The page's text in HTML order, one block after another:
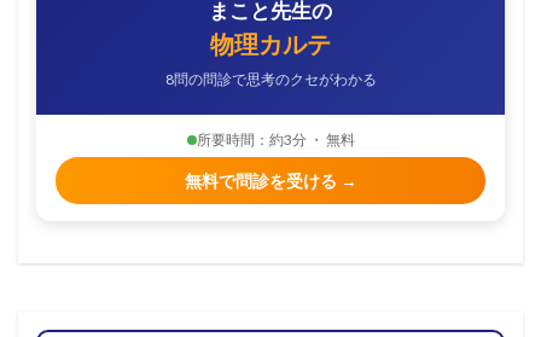
まこと先生の
物理カルテ
8問の問診で思考のクセがわかる
所要時間：約3分 ・ 無料
無料で問診を受ける →